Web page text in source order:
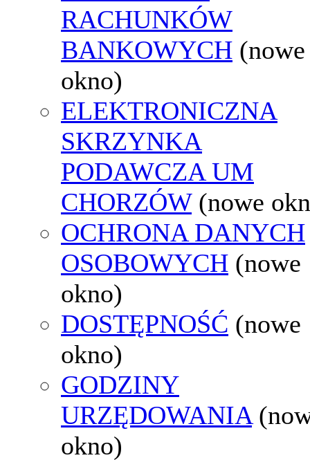
RACHUNKÓW
BANKOWYCH (nowe
okno)
ELEKTRONICZNA
SKRZYNKA
PODAWCZA UM
CHORZÓW (nowe
OCHRONA DANYCH
OSOBOWYCH (nowe
okno)
DOSTĘPNOŚĆ (nowe
okno)
GODZINY
URZĘDOWANIA
okno)